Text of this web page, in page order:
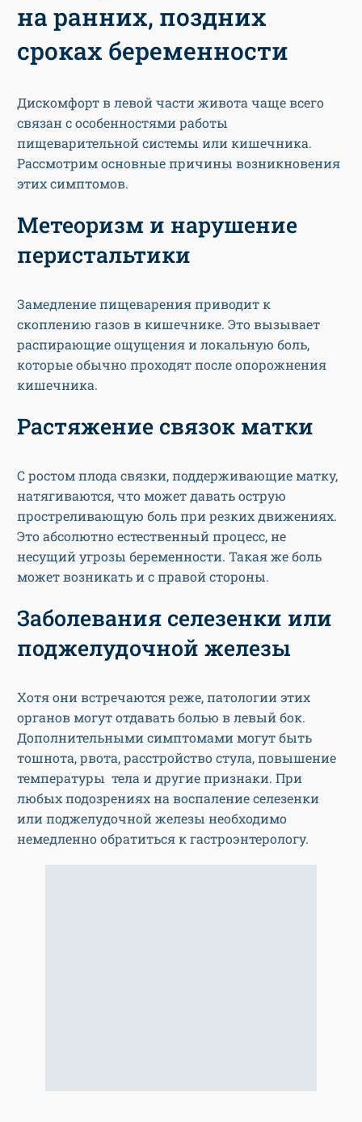
на ранних, поздних
сроках беременности
Дискомфорт в левой части живота чаще всего
связан с особенностями работы
пищеварительной системы или кишечника.
Рассмотрим основные причины возникновения
этих симптомов.
Метеоризм и нарушение
перистальтики
Замедление пищеварения приводит к
скоплению газов в кишечнике. Это вызывает
распирающие ощущения и локальную боль,
которые обычно проходят после опорожнения
кишечника.
Растяжение связок матки
С ростом плода связки, поддерживающие матку,
натягиваются, что может давать острую
простреливающую боль при резких движениях.
Это абсолютно естественный процесс, не
несущий угрозы беременности. Такая же боль
может возникать и с правой стороны.
Заболевания селезенки или
поджелудочной железы
Хотя они встречаются реже, патологии этих
органов могут отдавать болью в левый бок.
Дополнительными симптомами могут быть
тошнота, рвота, расстройство стула, повышение
температуры тела и другие признаки. При
любых подозрениях на воспаление селезенки
или поджелудочной железы необходимо
немедленно обратиться к гастроэнтерологу.